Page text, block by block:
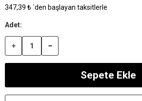
347,39 ₺`den başlayan taksitlerle